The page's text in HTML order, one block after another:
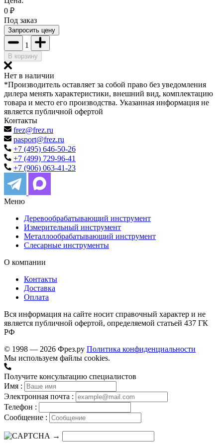
0 ₽
Под заказ
Запросить цену
1
В корзину
Нет в наличии
*Производитель оставляет за собой право без уведомления
дилера менять характеристики, внешний вид, комплектацию
товара и место его производства. Указанная информация не
является публичной офертой
Контакты
frez@frez.ru
pasport@frez.ru
+7 (495) 646-50-26
+7 (499) 729-96-41
+7 (906) 063-41-23
Меню
Деревообрабатывающий инструмент
Измерительный инструмент
Металлообрабатывающий инструмент
Слесарные инструменты
О компании
Контакты
Доставка
Оплата
Вся информация на сайте носит справочный характер и не
является публичной офертой, определяемой статьей 437 ГК
РФ
© 1998 — 2026 Фрез.ру Политика конфиденциальности
Мы используем файлы cookies.
Получите консультацию специалистов
Имя :
Электронная почта :
Телефон :
Сообщение :
→